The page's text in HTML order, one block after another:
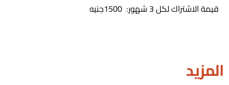
قيمة الاشتراك لكل 3 شهور: 1500جنيه
المزيد